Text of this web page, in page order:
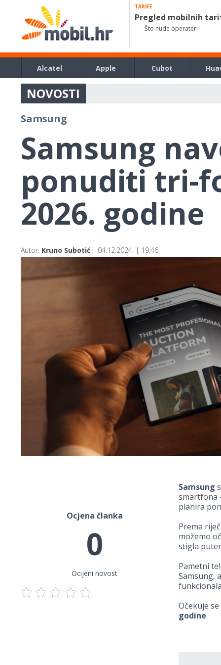
TARIFE
Pregled mobilnih
Što nude operateri
Alcatel Apple Cubot
NOVOSTI
Samsung
Samsung
ponuditi tri-
2026. godine
Autor: Kruno Subotić | 04.12.2024. | 19:46
Ocjena članka
0
Ocijeni novost
Samsung
smartfona
planira
Prema
možemo
stigla
Pametni
Samsung,
Očekuje
godine.